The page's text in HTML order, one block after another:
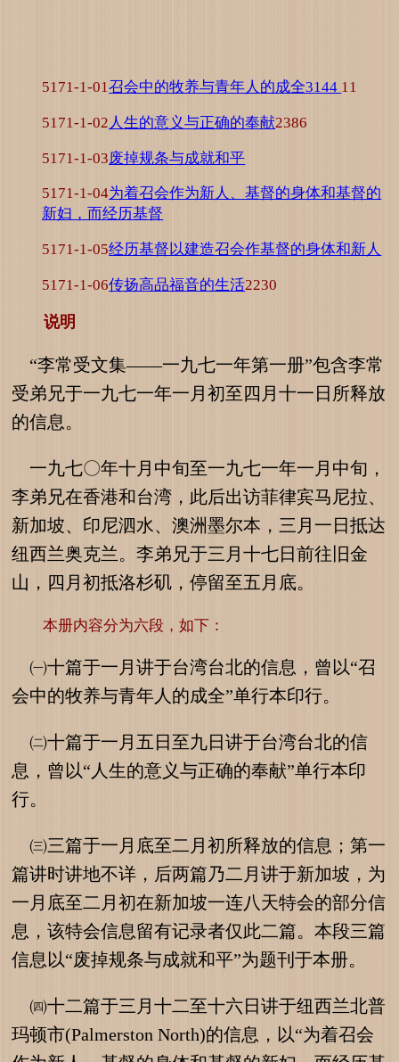
5171-1-01召会中的牧养与青年人的成全3144 11
5171-1-02 人生的意义与正确的奉献2386
5171-1-03废掉规条与成就和平
5171-1-04为着召会作为新人、基督的身体和基督的
新妇，而经历基督
5171-1-05经历基督以建造召会作基督的身体和新人
5171-1-06传扬高品福音的生活2230
说明
“李常受文集——一九七一年第一册”包含李常
受弟兄于一九七一年一月初至四月十一日所释放
的信息。
一九七〇年十月中旬至一九七一年一月中旬，
李弟兄在香港和台湾，此后出访菲律宾马尼拉、
新加坡、印尼泗水、澳洲墨尔本，三月一日抵达
纽西兰奥克兰。李弟兄于三月十七日前往旧金
山，四月初抵洛杉矶，停留至五月底。
本册内容分为六段，如下：
㈠十篇于一月讲于台湾台北的信息，曾以“召
会中的牧养与青年人的成全”单行本印行。
㈡十篇于一月五日至九日讲于台湾台北的信
息，曾以“人生的意义与正确的奉献”单行本印
行。
㈢三篇于一月底至二月初所释放的信息；第一
篇讲时讲地不详，后两篇乃二月讲于新加坡，为
一月底至二月初在新加坡一连八天特会的部分信
息，该特会信息留有记录者仅此二篇。本段三篇
信息以“废掉规条与成就和平”为题刊于本册。
㈣十二篇于三月十二至十六日讲于纽西兰北普
玛顿市(Palmerston North)的信息，以“为着召会